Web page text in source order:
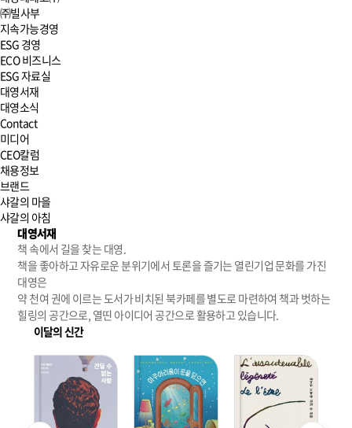
㈜빌사부
지속가능경영
ESG 경영
ECO 비즈니스
ESG 자료실
대영서재
대영소식
Contact
미디어
CEO칼럼
채용정보
브랜드
샤갈의 마을
샤갈의 아침
대영서재
책 속에서 길을 찾는 대영.
책을 좋아하고 자유로운 분위기에서 토론을 즐기는 열린기업 문화를 가진
대영은
약 천여 권에 이르는 도서가 비치된 북카페를 별도로 마련하여 책과 벗하는
힐링의 공간으로, 열띤 아이디어 공간으로 활용하고 있습니다.
이달의 신간